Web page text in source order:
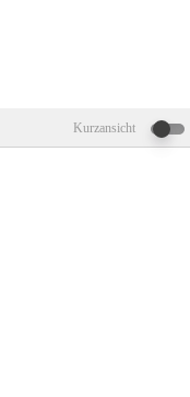
Kurzansicht